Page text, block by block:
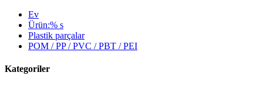
Ev
Ürün:% s
Plastik parçalar
POM / PP / PVC / PBT / PEI
Kategoriler